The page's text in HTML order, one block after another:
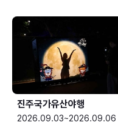
진주국가유산야행
2026.09.03~2026.09.06